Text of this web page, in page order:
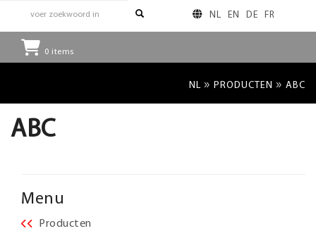
NL EN DE FR
0 items
NL » PRODUCTEN » ABC
ABC
Menu
Producten